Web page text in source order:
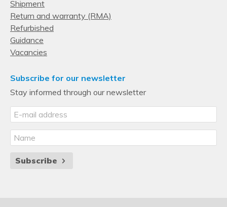
Shipment
Return and warranty (RMA)
Refurbished
Guidance
Vacancies
Subscribe for our newsletter
Stay informed through our newsletter
Subscribe